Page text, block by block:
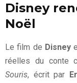
Disney
Noël
Le film de Disney
réelles du conte
Souris, écrit par